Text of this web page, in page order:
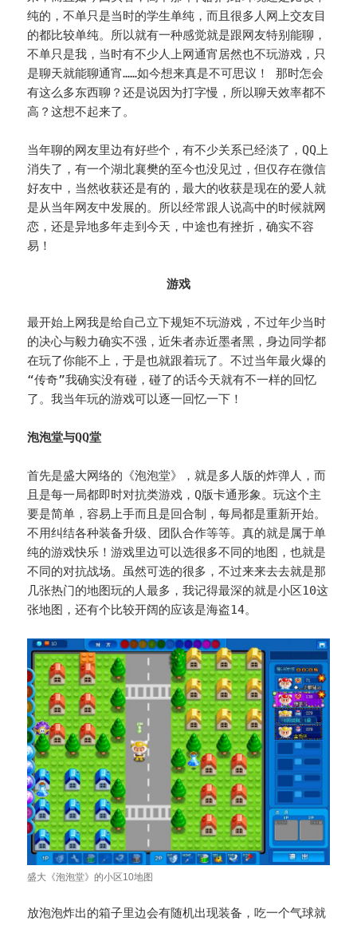
纯的，不单只是当时的学生单纯，而且很多人网上交友目
的都比较单纯。所以就有一种感觉就是跟网友特别能聊，
不单只是我，当时有不少人上网通宵居然也不玩游戏，只
是聊天就能聊通宵……如今想来真是不可思议！ 那时怎会
有这么多东西聊？还是说因为打字慢，所以聊天效率都不
高？这想不起来了。
当年聊的网友里边有好些个，有不少关系已经淡了，QQ上
消失了，有一个湖北襄樊的至今也没见过，但仅存在微信
好友中，当然收获还是有的，最大的收获是现在的爱人就
是从当年网友中发展的。所以经常跟人说高中的时候就网
恋，还是异地多年走到今天，中途也有挫折，确实不容
易！
游戏
最开始上网我是给自己立下规矩不玩游戏，不过年少当时
的决心与毅力确实不强，近朱者赤近墨者黑，身边同学都
在玩了你能不上，于是也就跟着玩了。不过当年最火爆的
“传奇”我确实没有碰，碰了的话今天就有不一样的回忆
了。我当年玩的游戏可以逐一回忆一下！
泡泡堂与QQ堂
首先是盛大网络的《泡泡堂》，就是多人版的炸弹人，而
且是每一局都即时对抗类游戏，Q版卡通形象。玩这个主
要是简单，容易上手而且是回合制，每局都是重新开始。
不用纠结各种装备升级、团队合作等等。真的就是属于单
纯的游戏快乐！游戏里边可以选很多不同的地图，也就是
不同的对抗战场。虽然可选的很多，不过来来去去就是那
几张热门的地图玩的人最多，我记得最深的就是小区10这
张地图，还有个比较开阔的应该是海盗14。
盛大《泡泡堂》的小区10地图
放泡泡炸出的箱子里边会有随机出现装备，吃一个气球就